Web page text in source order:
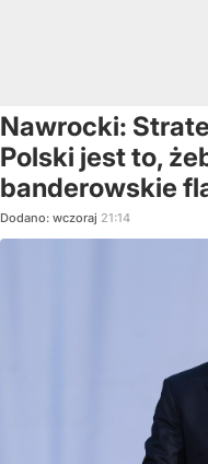
Nawrocki:
Polski jest to,
banderowskie
Dodano: wczoraj 21:14